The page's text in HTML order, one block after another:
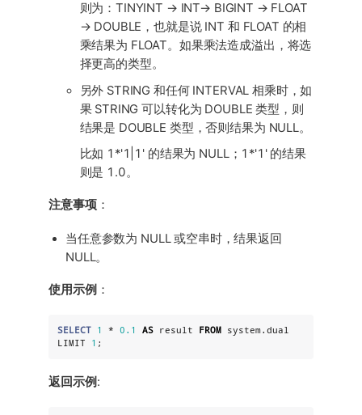
则为：TINYINT → INT→ BIGINT → FLOAT
→ DOUBLE，也就是说 INT 和 FLOAT 的相
乘结果为 FLOAT。如果乘法造成溢出，将选
择更高的类型。
另外 STRING 和任何 INTERVAL 相乘时，如
果 STRING 可以转化为 DOUBLE 类型，则
结果是 DOUBLE 类型，否则结果为 NULL。
比如 1*'1|1' 的结果为 NULL；1*'1' 的结果
则是 1.0。
注意事项：
当任意参数为 NULL 或空串时，结果返回
NULL。
使用示例 ：
SELECT 1 * 0.1 AS result FROM system.dual
LIMIT 1 ;
返回示例 :